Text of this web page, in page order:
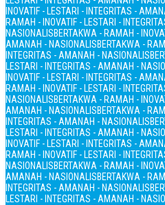
INOVATIF - LESTARI - INTEGRITAS -
RAMAH - INOVATIF - LESTARI -
NASIONALISBERTAKWA - RAMAH -
AMANAH - NASIONALISBERTAKWA -
INTEGRITAS - AMANAH - NASIONALIS
LESTARI - INTEGRITAS - AMANAH -
INOVATIF - LESTARI - INTEGRITAS -
RAMAH - INOVATIF - LESTARI -
NASIONALISBERTAKWA - RAMAH -
AMANAH - NASIONALISBERTAKWA -
INTEGRITAS - AMANAH - NASIONALIS
LESTARI - INTEGRITAS - AMANAH -
INOVATIF - LESTARI - INTEGRITAS -
RAMAH - INOVATIF - LESTARI -
NASIONALISBERTAKWA - RAMAH -
AMANAH - NASIONALISBERTAKWA -
INTEGRITAS - AMANAH - NASIONALIS
LESTARI - INTEGRITAS - AMANAH -